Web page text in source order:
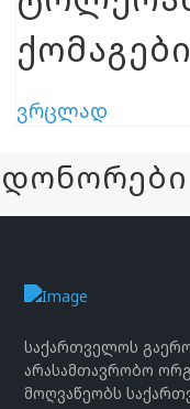
ვრცლად
საქართველოს
არასამთავრობო
მოღვაწეობს